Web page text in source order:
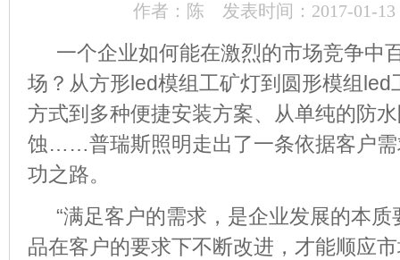
作者：陈 发表时间：2017-01-13
一个企业如何能在激烈的市场竞争中
场？从方形led模组工矿灯到圆形模组led
方式到多种便捷安装方案、从单纯的防
蚀……普瑞斯照明走出了一条依据客户需
功之路。
“满足客户的需求，是企业发展的本
品在客户的要求下不断改进，才能顺应